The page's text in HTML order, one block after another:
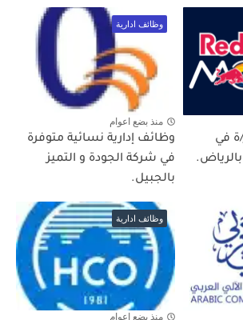
في
وظائف ادارية
منذ بضع اعوام
وظائف إدارية نسائية متوفرة
في شركة الجودة و التميز
بالجبيل.
وظائف ادارية
منذ بضع اعوام